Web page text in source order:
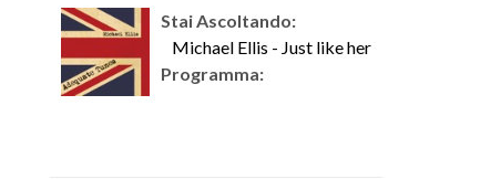
Stai Ascoltando:
Michael Ellis - Just like her
Programma: